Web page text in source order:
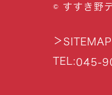
© すすき野
＞ SITEMAP
TEL:045-